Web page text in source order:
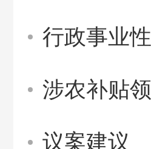
行政事业
涉农补贴
议案建议